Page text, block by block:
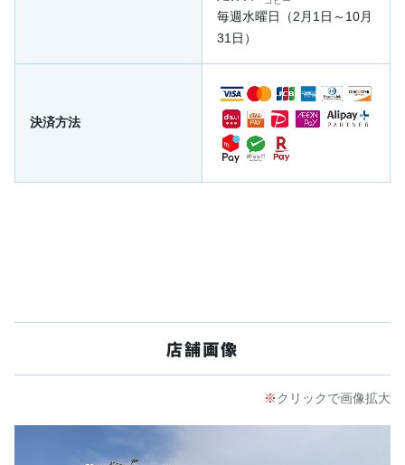
毎週水曜日（2月1日～10月
31日）
決済方法
店舗画像
クリックで画像拡大